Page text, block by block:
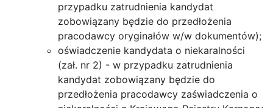
przypadku zatrudnienia kandydat
zobowiązany będzie do przedłożenia
pracodawcy oryginałów w/w dokumentów);
oświadczenie kandydata o niekaralności
(zał. nr 2) - w przypadku zatrudnienia
kandydat zobowiązany będzie do
przedłożenia pracodawcy zaświadczenia o